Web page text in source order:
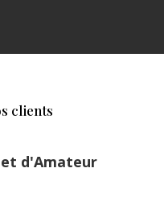
clients
d'Amateur